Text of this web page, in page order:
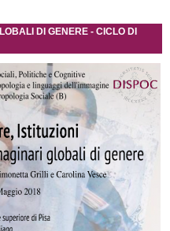
DI GENERE - CICLO DI